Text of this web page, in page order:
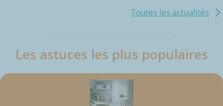
Toutes les actualités
Les astuces les plus populaires